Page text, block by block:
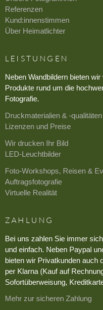
Referenzen
Kund:innenstimmen
Über Heimatlichter
LEISTUNGEN
Neben Wandbildern bieten wir
Produkte rund um die
Fotografie.
Druckmaterialien & -qualitäten
Lizenzen und Preise
Wir drucken Ihr Bild
LED-Leuchtbilder
Foto-Workshops, Reisen &
Auftragsfotografie
Virtuelle Realität
ZAHLUNG
Bei uns zahlen Sie immer
und einfach. Neben Paypal
bieten wir Privatkunden auch
per Klarna (Kauf auf
Sofortüberweisung,
Mehr zur sicheren Zahlung